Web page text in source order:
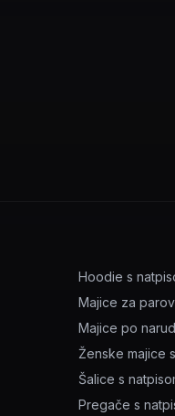
Hoodie s
Majice za
Majice po
Ženske majice
Šalice s
Pregače s